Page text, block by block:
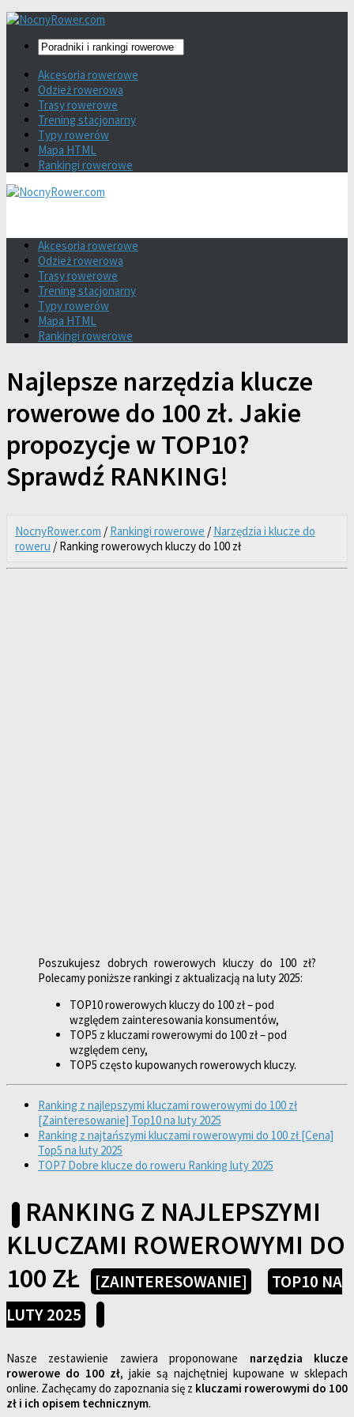
Akcesoria rowerowe
Odzież rowerowa
Trasy rowerowe
Trening stacjonarny
Typy rowerów
Mapa HTML
Rankingi rowerowe
Akcesoria rowerowe
Odzież rowerowa
Trasy rowerowe
Trening stacjonarny
Typy rowerów
Mapa HTML
Rankingi rowerowe
Najlepsze narzędzia klucze
rowerowe do 100 zł. Jakie
propozycje w TOP10?
Sprawdź RANKING!
NocnyRower.com / Rankingi rowerowe / Narzędzia i klucze do
roweru / Ranking rowerowych kluczy do 100 zł
Poszukujesz dobrych rowerowych kluczy do 100 zł?
Polecamy poniższe rankingi z aktualizacją na luty 2025:
TOP10 rowerowych kluczy do 100 zł – pod
względem zainteresowania konsumentów,
TOP5 z kluczami rowerowymi do 100 zł – pod
względem ceny,
TOP5 często kupowanych rowerowych kluczy.
Ranking z najlepszymi kluczami rowerowymi do 100 zł
[Zainteresowanie] Top10 na luty 2025
Ranking z najtańszymi kluczami rowerowymi do 100 zł [Cena]
Top5 na luty 2025
TOP7 Dobre klucze do roweru Ranking luty 2025
RANKING Z NAJLEPSZYMI
KLUCZAMI ROWEROWYMI DO
100 ZŁ
[ZAINTERESOWANIE]
TOP10 NA
LUTY 2025
Nasze zestawienie zawiera proponowane narzędzia klucze
rowerowe do 100 zł, jakie są najchętniej kupowane w sklepach
online. Zachęcamy do zapoznania się z kluczami rowerowymi do 100
zł i ich opisem technicznym.